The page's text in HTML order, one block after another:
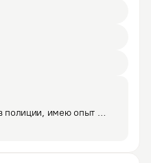
полиции, имею опыт
сотрудников,